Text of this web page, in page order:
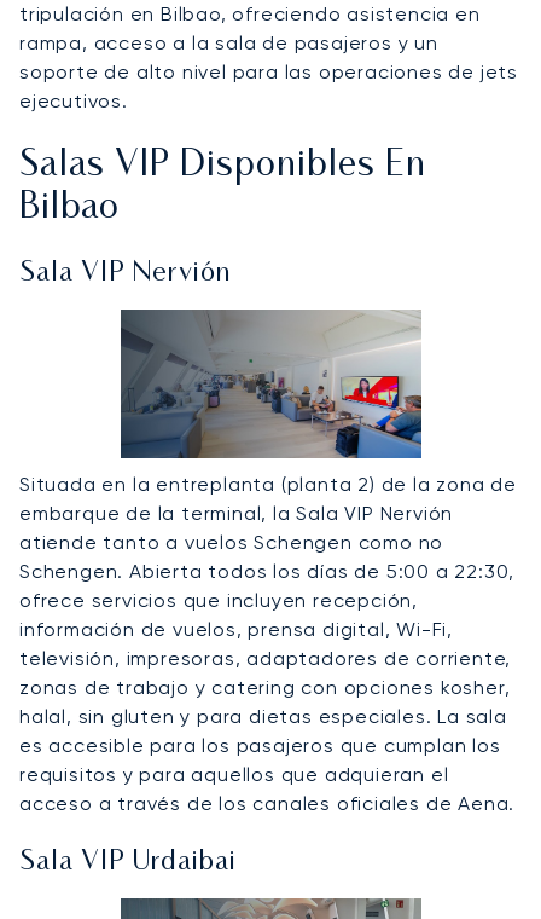
tripulación en Bilbao, ofreciendo asistencia en
rampa, acceso a la sala de pasajeros y un
soporte de alto nivel para las operaciones de jets
ejecutivos.
Salas VIP Disponibles En
Bilbao
Sala VIP Nervión
Situada en la entreplanta (planta 2) de la zona de
embarque de la terminal, la Sala VIP Nervión
atiende tanto a vuelos Schengen como no
Schengen. Abierta todos los días de 5:00 a 22:30,
ofrece servicios que incluyen recepción,
información de vuelos, prensa digital, Wi-Fi,
televisión, impresoras, adaptadores de corriente,
zonas de trabajo y catering con opciones kosher,
halal, sin gluten y para dietas especiales. La sala
es accesible para los pasajeros que cumplan los
requisitos y para aquellos que adquieran el
acceso a través de los canales oficiales de Aena.
Sala VIP Urdaibai